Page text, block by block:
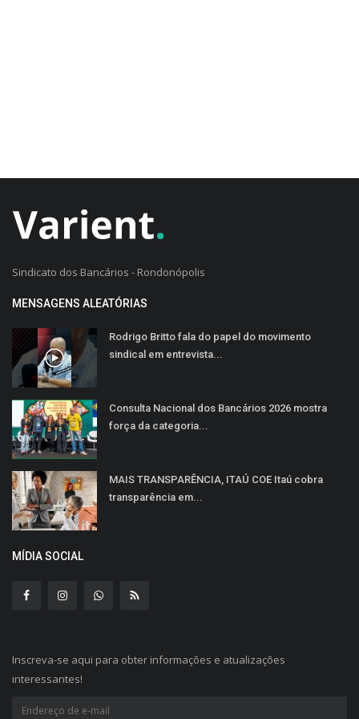
Sindicato dos Bancários - Rondonópolis
MENSAGENS ALEATÓRIAS
Rodrigo Britto fala do papel do movimento
sindical em entrevista...
Consulta Nacional dos Bancários 2026 mostra
força da categoria...
MAIS TRANSPARÊNCIA, ITAÚ COE Itaú cobra
transparência em...
MÍDIA SOCIAL
Inscreva-se aqui para obter informações e atualizações
interessantes!